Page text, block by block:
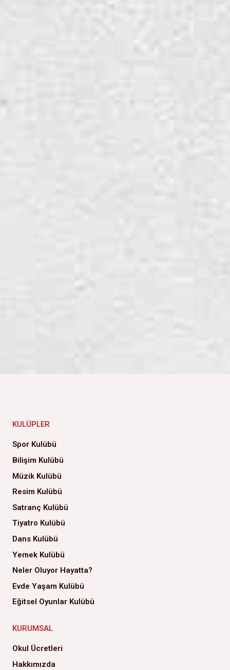
KULÜPLER
Spor Kulübü
Bilişim Kulübü
Müzik Kulübü
Resim Kulübü
Satranç Kulübü
Tiyatro Kulübü
Dans Kulübü
Yemek Kulübü
Neler Oluyor Hayatta?
Evde Yaşam Kulübü
Eğitsel Oyunlar Kulübü
KURUMSAL
Okul Ücretleri
Hakkımızda